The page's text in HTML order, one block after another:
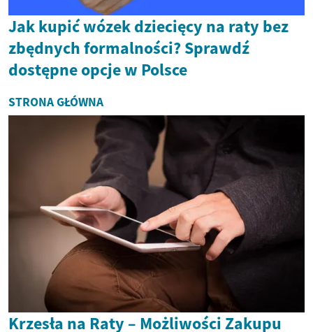
Jak kupić wózek dziecięcy na raty bez
zbędnych formalności? Sprawdź
dostępne opcje w Polsce
STRONA GŁÓWNA
Krzesła na Raty – Możliwości Zakupu